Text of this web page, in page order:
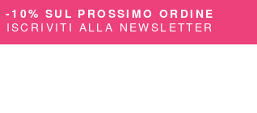
-10% SUL PROSSIMO ORDINE
ISCRIVITI ALLA NEWSLETTER